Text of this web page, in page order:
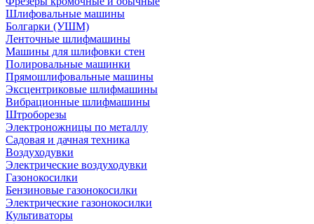
Шлифовальные машины
Болгарки (УШМ)
Ленточные шлифмашины
Машины для шлифовки стен
Полировальные машинки
Прямошлифовальные машины
Эксцентриковые шлифмашины
Вибрационные шлифмашины
Штроборезы
Электроножницы по металлу
Садовая и дачная техника
Воздуходувки
Электрические воздуходувки
Газонокосилки
Бензиновые газонокосилки
Электрические газонокосилки
Культиваторы